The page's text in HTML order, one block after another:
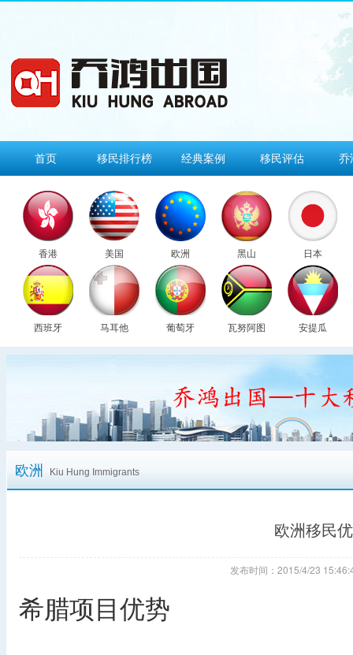
首页 移民排行榜 经典案例 移民评估 乔
香港 美国 欧洲 黑山 日本
西班牙 马耳他 葡萄牙 瓦努阿图 安提瓜
欧洲 Kiu Hung Immigrants
欧洲移民
发布时间：2015/4/23
希腊项目优势